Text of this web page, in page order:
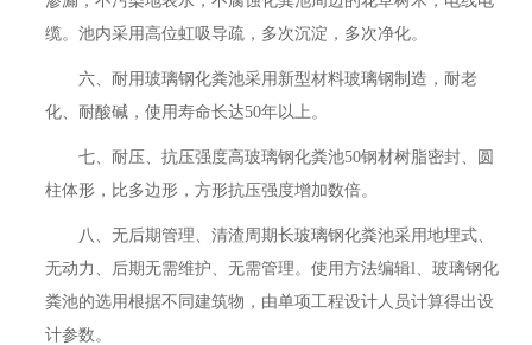
缆。池内采用高位虹吸导疏，多次沉淀，多次净化。
六、耐用玻璃钢化粪池采用新型材料玻璃钢制造，耐老
化、耐酸碱，使用寿命长达50年以上。
七、耐压、抗压强度高玻璃钢化粪池50钢材树脂密封、圆
柱体形，比多边形，方形抗压强度增加数倍。
八、无后期管理、清渣周期长玻璃钢化粪池采用地埋式、
无动力、后期无需维护、无需管理。使用方法编辑l、玻璃钢化
粪池的选用根据不同建筑物，由单项工程设计人员计算得出设
计参数。